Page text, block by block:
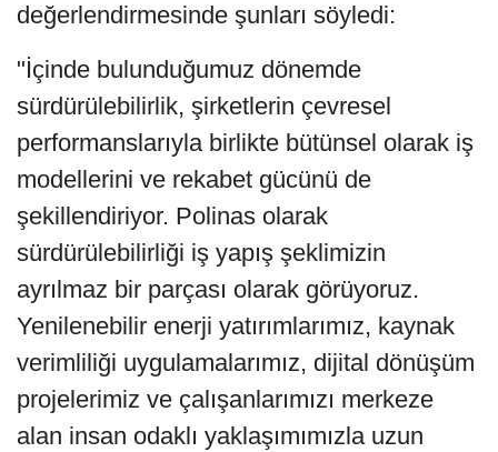
değerlendirmesinde şunları söyledi:
"İçinde bulunduğumuz dönemde
sürdürülebilirlik, şirketlerin çevresel
performanslarıyla birlikte bütünsel olarak iş
modellerini ve rekabet gücünü de
şekillendiriyor. Polinas olarak
sürdürülebilirliği iş yapış şeklimizin
ayrılmaz bir parçası olarak görüyoruz.
Yenilenebilir enerji yatırımlarımız, kaynak
verimliliği uygulamalarımız, dijital dönüşüm
projelerimiz ve çalışanlarımızı merkeze
alan insan odaklı yaklaşımımızla uzun